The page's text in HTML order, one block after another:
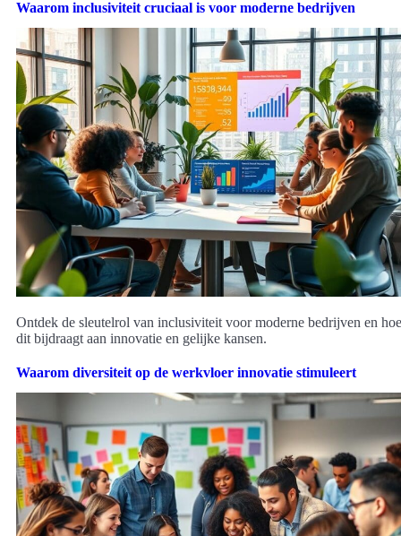
Waarom inclusiviteit cruciaal is voor moderne bedrijven
Ontdek de sleutelrol van inclusiviteit voor moderne bedrijven en hoe
dit bijdraagt aan innovatie en gelijke kansen.
Waarom diversiteit op de werkvloer innovatie stimuleert